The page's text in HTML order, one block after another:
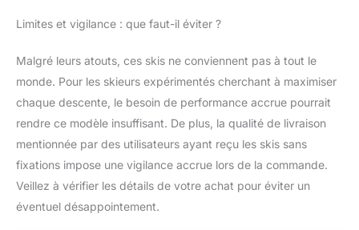
Limites et vigilance : que faut-il éviter ?
Malgré leurs atouts, ces skis ne conviennent pas à tout le
monde. Pour les skieurs expérimentés cherchant à maximiser
chaque descente, le besoin de performance accrue pourrait
rendre ce modèle insuffisant. De plus, la qualité de livraison
mentionnée par des utilisateurs ayant reçu les skis sans
fixations impose une vigilance accrue lors de la commande.
Veillez à vérifier les détails de votre achat pour éviter un
éventuel désappointement.